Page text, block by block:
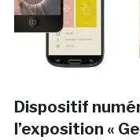
Dispositif
l’exposition «